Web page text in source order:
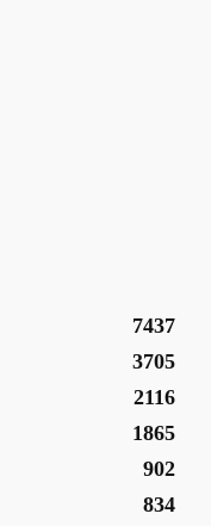
7437
3705
2116
1865
902
834